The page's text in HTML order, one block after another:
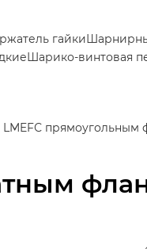
гайки
Шарико-винтовая
С прямоугольным